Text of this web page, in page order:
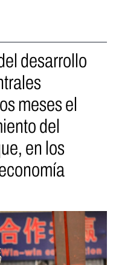
desarrollo
meses el
del
en los